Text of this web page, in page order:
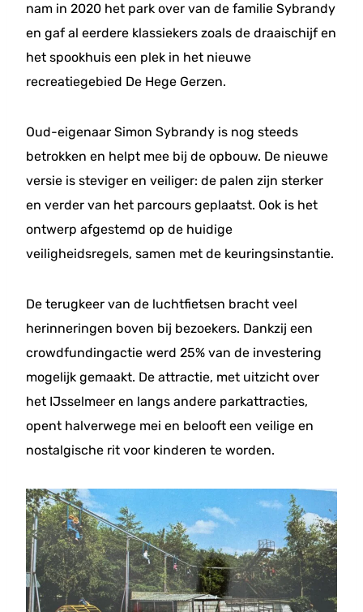
nam in 2020 het park over van de familie Sybrandy
en gaf al eerdere klassiekers zoals de draaischijf en
het spookhuis een plek in het nieuwe
recreatiegebied De Hege Gerzen.
Oud-eigenaar Simon Sybrandy is nog steeds
betrokken en helpt mee bij de opbouw. De nieuwe
versie is steviger en veiliger: de palen zijn sterker
en verder van het parcours geplaatst. Ook is het
ontwerp afgestemd op de huidige
veiligheidsregels, samen met de keuringsinstantie.
De terugkeer van de luchtfietsen bracht veel
herinneringen boven bij bezoekers. Dankzij een
crowdfundingactie werd 25% van de investering
mogelijk gemaakt. De attractie, met uitzicht over
het IJsselmeer en langs andere parkattracties,
opent halverwege mei en belooft een veilige en
nostalgische rit voor kinderen te worden.